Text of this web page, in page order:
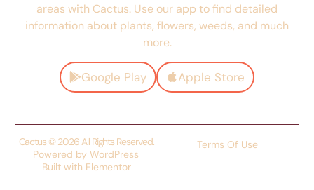
areas with Cactus. Use our app to find detailed
information about plants, flowers, weeds, and much
more.
Google Play Apple Store
Cactus © 2026 All Rights Reserved.
Powered by WordPress
Built with Elementor
Terms Of Use